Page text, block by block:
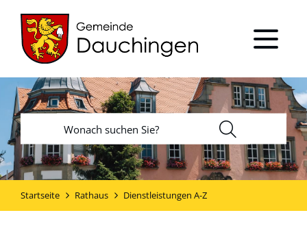
Startseite Rathaus Dienstleistungen A-Z